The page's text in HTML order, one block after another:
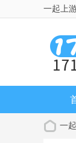
一起上
一